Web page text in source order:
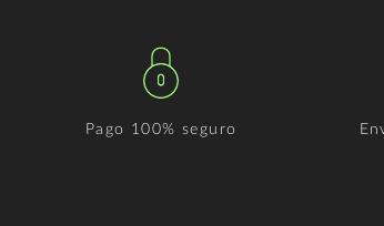
Pago 100% seguro